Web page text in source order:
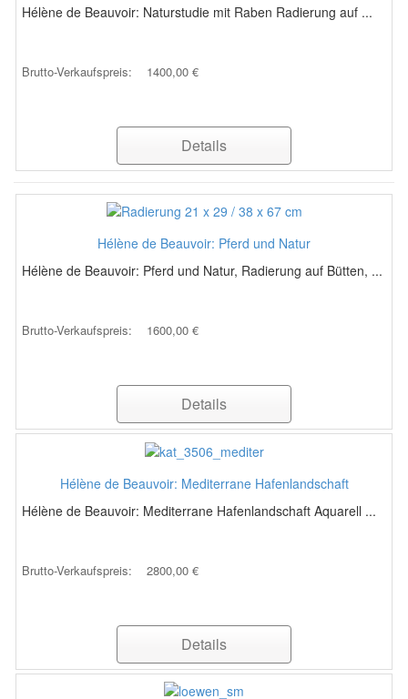
Hélène de Beauvoir: Naturstudie mit Raben Radierung auf ...
Brutto-Verkaufspreis: 1400,00 €
Details
Hélène de Beauvoir: Pferd und Natur
Hélène de Beauvoir: Pferd und Natur, Radierung auf Bütten, ...
Brutto-Verkaufspreis: 1600,00 €
Details
Hélène de Beauvoir: Mediterrane Hafenlandschaft
Hélène de Beauvoir: Mediterrane Hafenlandschaft Aquarell ...
Brutto-Verkaufspreis: 2800,00 €
Details